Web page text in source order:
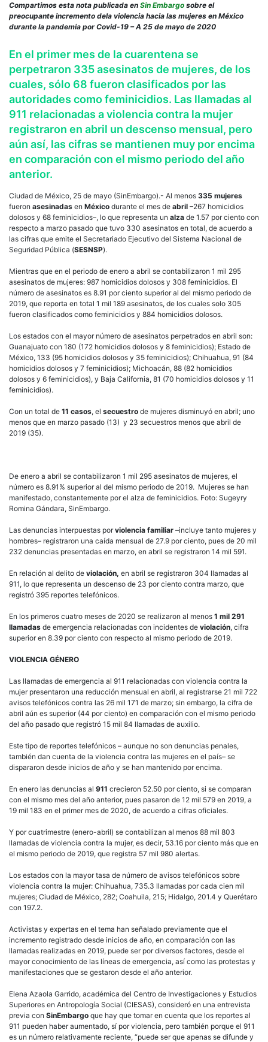
las
Compartimos esta nota publicada en Sin Embargo sobre el
preocupante incremento dela violencia hacia las mujeres en México
durante la pandemia por Covid-19 – A 25 de mayo de 2020
En el primer mes de la cuarentena se
perpetraron 335 asesinatos de mujeres, de los
cuales, sólo 68 fueron clasificados por las
autoridades como feminicidios. Las llamadas al
911 relacionadas a violencia contra la mujer
registraron en abril un descenso mensual, pero
aún así, las cifras se mantienen muy por encima
en comparación con el mismo periodo del año
anterior.
Ciudad de México, 25 de mayo (SinEmbargo).- Al menos 335 mujeres
fueron asesinadas en México durante el mes de abril –267 homicidios
dolosos y 68 feminicidios–, lo que representa un alza de 1.57 por ciento con
respecto a marzo pasado que tuvo 330 asesinatos en total, de acuerdo a
las cifras que emite el Secretariado Ejecutivo del Sistema Nacional de
Seguridad Pública (SESNSP).
Mientras que en el periodo de enero a abril se contabilizaron 1 mil 295
asesinatos de mujeres: 987 homicidios dolosos y 308 feminicidios. El
número de asesinatos es 8.91 por ciento superior al del mismo periodo de
2019, que reporta en total 1 mil 189 asesinatos, de los cuales solo 305
fueron clasificados como feminicidios y 884 homicidios dolosos.
Los estados con el mayor número de asesinatos perpetrados en abril son:
Guanajuato con 180 (172 homicidios dolosos y 8 feminicidios); Estado de
México, 133 (95 homicidios dolosos y 35 feminicidios); Chihuahua, 91 (84
homicidios dolosos y 7 feminicidios); Michoacán, 88 (82 homicidios
dolosos y 6 feminicidios), y Baja California, 81 (70 homicidios dolosos y 11
feminicidios).
Con un total de 11 casos, el secuestro de mujeres disminuyó en abril; uno
menos que en marzo pasado (13) y 23 secuestros menos que abril de
2019 (35).
De enero a abril se contabilizaron 1 mil 295 asesinatos de mujeres, el
número es 8.91% superior al del mismo periodo de 2019. Mujeres se han
manifestado, constantemente por el alza de feminicidios. Foto: Sugeyry
Romina Gándara, SinEmbargo.
Las denuncias interpuestas porviolencia familiar –incluye tanto mujeres y
hombres– registraron una caída mensual de 27.9 por ciento, pues de 20 mil
232 denuncias presentadas en marzo, en abril se registraron 14 mil 591.
En relación al delito de violación, en abril se registraron 304 llamadas al
911, lo que representa un descenso de 23 por ciento contra marzo, que
registró 395 reportes telefónicos.
En los primeros cuatro meses de 2020 se realizaron al menos 1 mil 291
llamadas de emergencia relacionadas con incidentes de violación, cifra
superior en 8.39 por ciento con respecto al mismo periodo de 2019.
VIOLENCIA GÉNERO
Las llamadas de emergencia al 911 relacionadas con violencia contra la
mujer presentaron una reducción mensual en abril, al registrarse 21 mil 722
avisos telefónicos contra las 26 mil 171 de marzo; sin embargo, la cifra de
abril aún es superior (44 por ciento) en comparación con el mismo periodo
del año pasado que registró 15 mil 84 llamadas de auxilio.
Este tipo de reportes telefónicos – aunque no son denuncias penales,
también dan cuenta de la violencia contra las mujeres en el país– se
dispararon desde inicios de año y se han mantenido por encima.
En enero las denuncias al 911 crecieron 52.50 por ciento, si se comparan
con el mismo mes del año anterior, pues pasaron de 12 mil 579 en 2019, a
19 mil 183 en el primer mes de 2020, de acuerdo a cifras oficiales.
Y por cuatrimestre (enero-abril) se contabilizan al menos 88 mil 803
llamadas de violencia contra la mujer, es decir, 53.16 por ciento más que en
el mismo periodo de 2019, que registra 57 mil 980 alertas.
Los estados con la mayor tasa de número de avisos telefónicos sobre
violencia contra la mujer: Chihuahua, 735.3 llamadas por cada cien mil
mujeres; Ciudad de México, 282; Coahuila, 215; Hidalgo, 201.4 y Querétaro
con 197.2.
Activistas y expertas en el tema han señalado previamente que el
incremento registrado desde inicios de año, en comparación con las
llamadas realizadas en 2019, puede ser por diversos factores, desde el
mayor conocimiento de las líneas de emergencia, así como las protestas y
manifestaciones que se gestaron desde el año anterior.
Elena Azaola Garrido, académica del Centro de Investigaciones y Estudios
Superiores en Antropología Social (CIESAS), consideró en una entrevista
previa con SinEmbargo que hay que tomar en cuenta que los reportes al
911 pueden haber aumentado, sí por violencia, pero también porque el 911
es un número relativamente reciente, “puede ser que apenas se difunde y